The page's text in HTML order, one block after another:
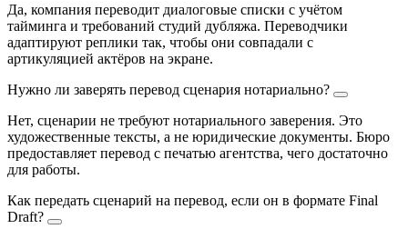
Да, компания переводит диалоговые списки с учётом
тайминга и требований студий дубляжа. Переводчики
адаптируют реплики так, чтобы они совпадали с
артикуляцией актёров на экране.
Нужно ли заверять перевод сценария нотариально?
Нет, сценарии не требуют нотариального заверения. Это
художественные тексты, а не юридические документы. Бюро
предоставляет перевод с печатью агентства, чего достаточно
для работы.
Как передать сценарий на перевод, если он в формате Final
Draft?